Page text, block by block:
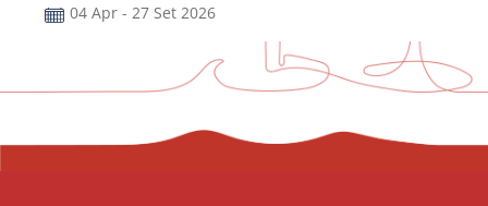
04 Apr - 27 Set 2026